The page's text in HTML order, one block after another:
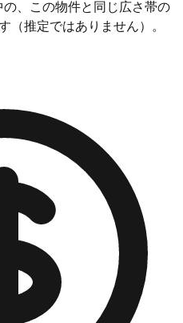
、この物件と同じ広さ帯の
（推定ではありません）。